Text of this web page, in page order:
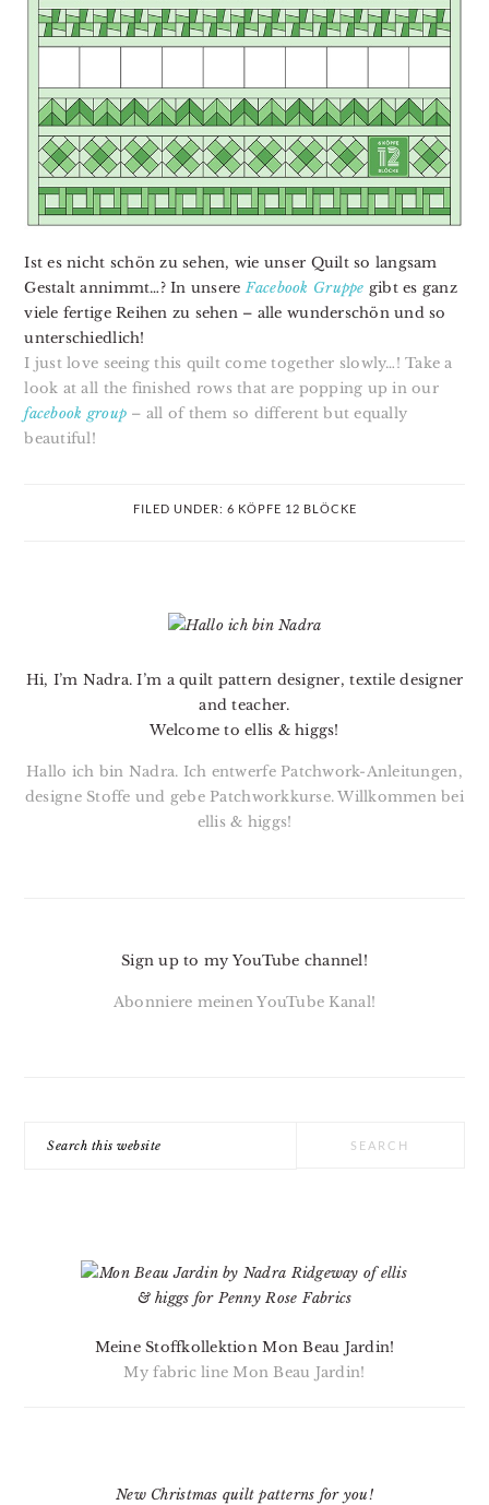
Ist es nicht schön zu sehen, wie unser Quilt so langsam
Gestalt annimmt…? In unsereFacebook Gruppe gibt es ganz
viele fertige Reihen zu sehen – alle wunderschön und so
unterschiedlich!
I just love seeing this quilt come together slowly…! Take a
look at all the finished rows that are popping up in our
facebook group – all of them so different but equally
beautiful!
FILED UNDER: 6 KÖPFE 12 BLÖCKE
Hi, I’m Nadra. I’m a quilt pattern designer, textile designer
and teacher.
Welcome to ellis & higgs!
Hallo ich bin Nadra. Ich entwerfe Patchwork-Anleitungen,
designe Stoffe und gebe Patchworkkurse. Willkommen bei
ellis & higgs!
Sign up to my YouTube channel!
Abonniere meinen YouTube Kanal!
Meine Stoffkollektion Mon Beau Jardin!
My fabric line Mon Beau Jardin!
New Christmas quilt patterns for you!